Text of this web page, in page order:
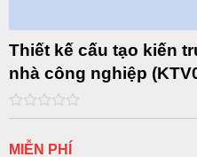
Thiết kế cấu tạo kiến
nhà công nghiệp
0
of
MIỄN PHÍ